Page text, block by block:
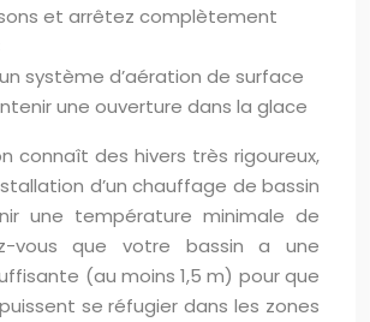
et arrêtez complètement
système d’aération de surface
une ouverture dans la glace
connaît des hivers très rigoureux,
d’un chauffage de bassin
une température minimale de
vous que votre bassin a une
(au moins 1,5 m) pour que
se réfugier dans les zones